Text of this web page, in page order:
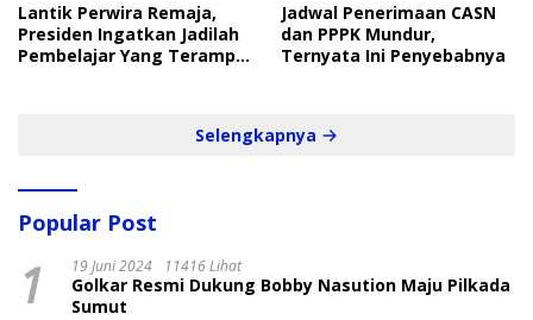
Lantik Perwira Remaja,
Presiden Ingatkan Jadilah
Pembelajar Yang Terampil
Jadwal Penerimaan CASN
dan PPPK Mundur,
Ternyata Ini Penyebabnya
Selengkapnya
Popular Post
1 19 Juni 2024 11416 Lihat
Golkar Resmi Dukung Bobby Nasution Maju Pilkada
Sumut